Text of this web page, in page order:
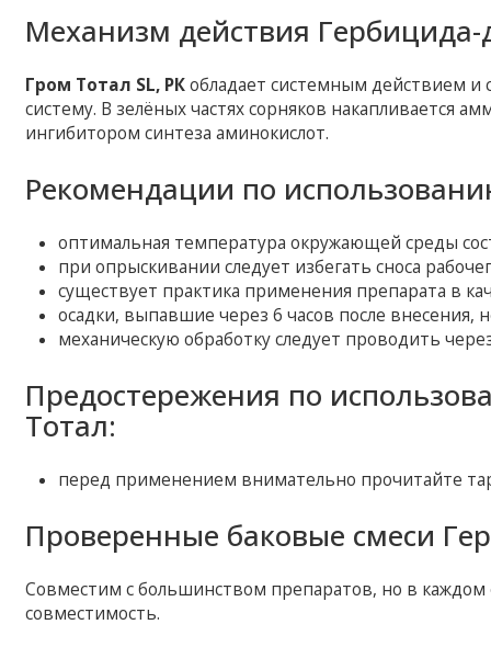
Механизм действия
Гром Тотал SL, РКобладает системным действием и
систему. В зелёных частях сорняков накапливается
ингибитором синтеза аминокислот.
Рекомендации по
оптимальная температура окружающей среды
при опрыскивании следует избегать сноса
существует практика применения препарата в
осадки, выпавшие через 6 часов после
механическую обработку следует проводить
Предостережения по
Тотал:
перед применением внимательно прочитайте
Проверенные баковые смеси
Совместим с большинством препаратов, но в каждом
совместимость.